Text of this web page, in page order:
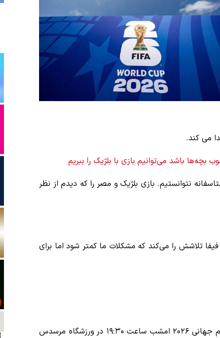
بچه‌ها باشد می‌توانیم بازی با بلژیک را ببریم
نتوانستیم. بازی بلژیک و مصر را که دیدم از نظر
تلاشش را می‌کند که مشکلات ما کمتر شود اما برای
تیم‌های ملی فوتبال اسپانیا - عربستان از گروه H در دور دوم مسابقات جام جهانی ۲۰۲۶ امشب ساعت ۱۹:۳۰ در ورزشگاه مرسدس